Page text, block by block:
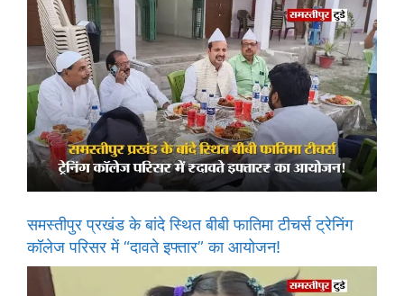
समस्तीपुर प्रखंड के बांदे स्थित बीबी फातिमा टीचर्स ट्रेनिंग
कॉलेज परिसर में “दावते इफ्तार” का आयोजन!